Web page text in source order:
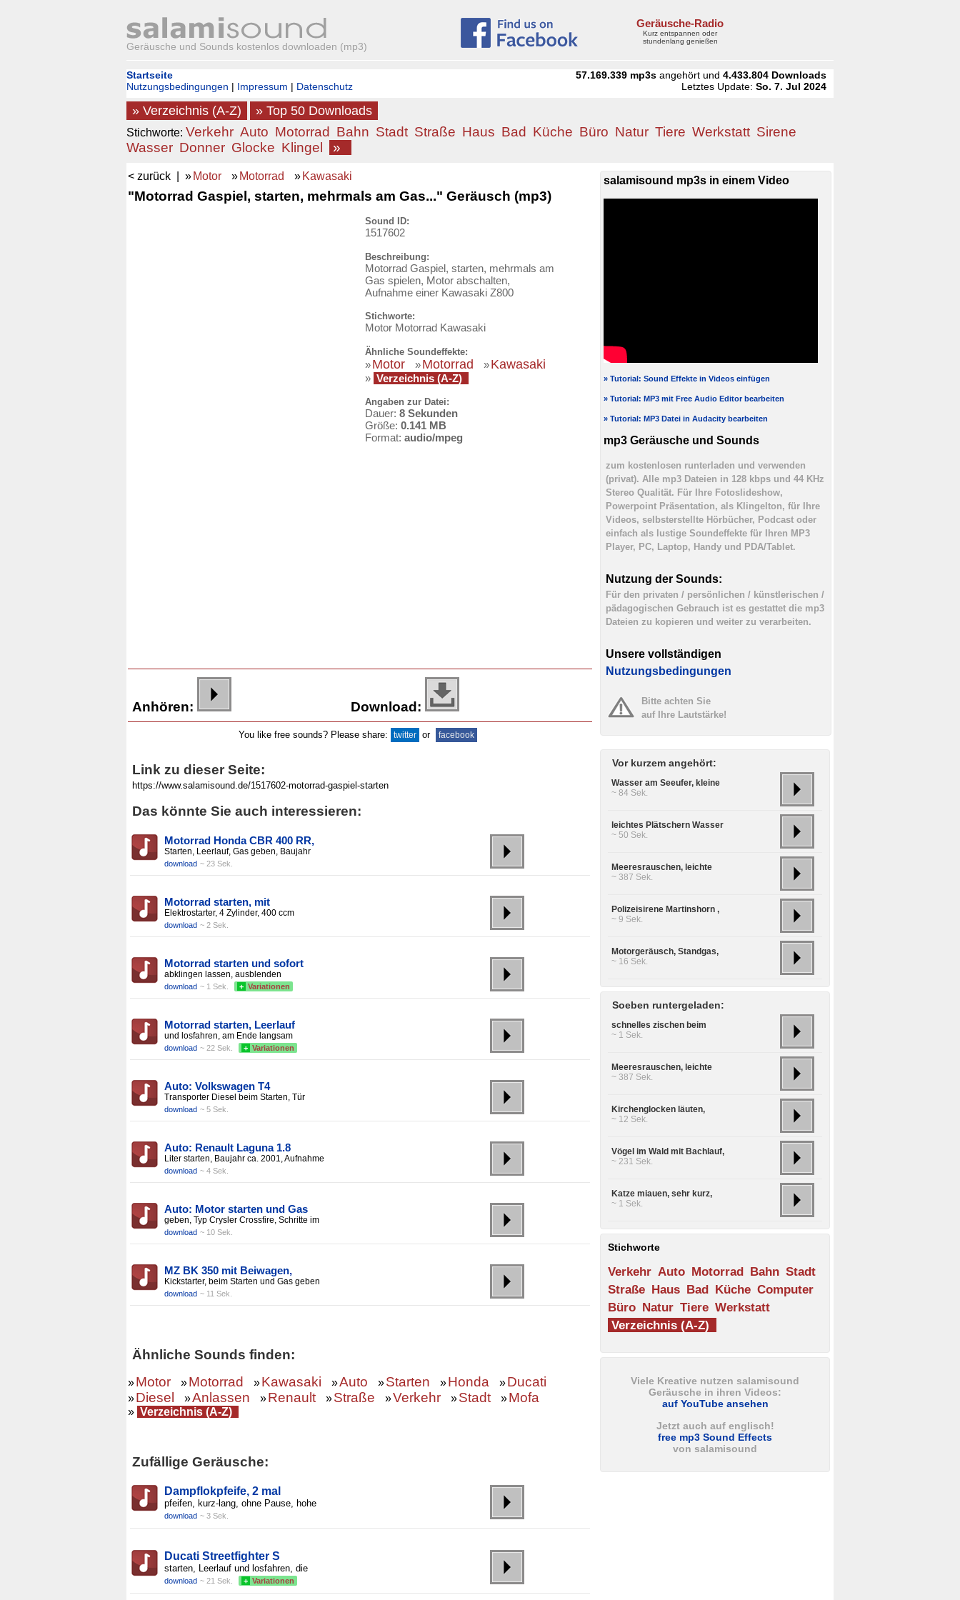
Geräusche und Sounds kostenlos downloaden (mp3)
Geräusche-Radio
Kurz entspannen oder
stundenlang genießen
Startseite
Nutzungsbedingungen | Impressum | Datenschutz
57.169.339 mp3s angehört und4.433.804 Downloads
Letztes Update:So. 7. Jul 2024
» Verzeichnis (A-Z) » Top 50 Downloads
Stichworte: Verkehr Auto Motorrad Bahn Stadt Straße Haus Bad Küche Büro Natur Tiere Werkstatt Sirene
Wasser Donner Glocke Klingel »
< zurück | » Motor » Motorrad » Kawasaki
"Motorrad Gaspiel, starten, mehrmals am Gas..." Geräusch (mp3)
Sound ID:
1517602
Beschreibung:
Motorrad Gaspiel, starten, mehrmals am
Gas spielen, Motor abschalten,
Aufnahme einer Kawasaki Z800
Stichworte:
Motor Motorrad Kawasaki
Ähnliche Soundeffekte:
»Motor »Motorrad »Kawasaki
» Verzeichnis (A-Z)
Angaben zur Datei:
Dauer: 8 Sekunden
Größe: 0.141 MB
Format: audio/mpeg
Anhören: Download:
You like free sounds? Please share: twitter or facebook
Link zu dieser Seite:
Das könnte Sie auch interessieren:
Motorrad Honda CBR 400 RR,
Starten, Leerlauf, Gas geben, Baujahr
download ~ 23 Sek.
Motorrad starten, mit
Elektrostarter, 4 Zylinder, 400 ccm
download ~ 2 Sek.
Motorrad starten und sofort
abklingen lassen, ausblenden
download ~ 1 Sek. + Variationen
Motorrad starten, Leerlauf
und losfahren, am Ende langsam
download ~ 22 Sek. + Variationen
Auto: Volkswagen T4
Transporter Diesel beim Starten, Tür
download ~ 5 Sek.
Auto: Renault Laguna 1.8
Liter starten, Baujahr ca. 2001, Aufnahme
download ~ 4 Sek.
Auto: Motor starten und Gas
geben, Typ Crysler Crossfire, Schritte im
download ~ 10 Sek.
MZ BK 350 mit Beiwagen,
Kickstarter, beim Starten und Gas geben
download ~ 11 Sek.
Ähnliche Sounds finden:
»Motor »Motorrad »Kawasaki »Auto »Starten »Honda »Ducati
»Diesel »Anlassen »Renault »Straße »Verkehr »Stadt »Mofa
» Verzeichnis (A-Z)
Zufällige Geräusche:
Dampflokpfeife, 2 mal
pfeifen, kurz-lang, ohne Pause, hohe
download ~ 3 Sek.
Ducati Streetfighter S
starten, Leerlauf und losfahren, die
download ~ 21 Sek. + Variationen
salamisound mp3s in einem Video
» Tutorial: Sound Effekte in Videos einfügen
» Tutorial: MP3 mit Free Audio Editor bearbeiten
» Tutorial: MP3 Datei in Audacity bearbeiten
mp3 Geräusche und Sounds
zum kostenlosen runterladen und verwenden
(privat). Alle mp3 Dateien in 128 kbps und 44 KHz
Stereo Qualität. Für Ihre Fotoslideshow,
Powerpoint Präsentation, als Klingelton, für Ihre
Videos, selbsterstellte Hörbücher, Podcast oder
einfach als lustige Soundeffekte für Ihren MP3
Player, PC, Laptop, Handy und PDA/Tablet.
Nutzung der Sounds:
Für den privaten / persönlichen / künstlerischen /
pädagogischen Gebrauch ist es gestattet die mp3
Dateien zu kopieren und weiter zu verarbeiten.
Unsere vollständigen
Nutzungsbedingungen
Bitte achten Sie
auf Ihre Lautstärke!
Vor kurzem angehört:
Wasser am Seeufer, kleine
~ 84 Sek.
leichtes Plätschern Wasser
~ 50 Sek.
Meeresrauschen, leichte
~ 387 Sek.
Polizeisirene Martinshorn ,
~ 9 Sek.
Motorgeräusch, Standgas,
~ 16 Sek.
Soeben runtergeladen:
schnelles zischen beim
~ 1 Sek.
Meeresrauschen, leichte
~ 387 Sek.
Kirchenglocken läuten,
~ 12 Sek.
Vögel im Wald mit Bachlauf,
~ 231 Sek.
Katze miauen, sehr kurz,
~ 1 Sek.
Stichworte
Verkehr Auto Motorrad Bahn Stadt
Straße Haus Bad Küche Computer
Büro Natur Tiere Werkstatt
Verzeichnis (A-Z)
Viele Kreative nutzen salamisound
Geräusche in ihren Videos:
auf YouTube ansehen
Jetzt auch auf englisch!
free mp3 Sound Effects
von salamisound